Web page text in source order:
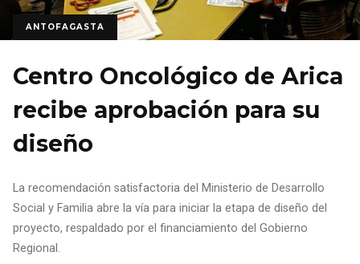
ANTOFAGASTA
Centro Oncológico de Arica
recibe aprobación para su
diseño
La recomendación satisfactoria del Ministerio de Desarrollo
Social y Familia abre la vía para iniciar la etapa de diseño del
proyecto, respaldado por el financiamiento del Gobierno
Regional.